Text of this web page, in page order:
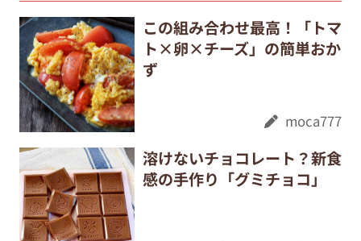
この組み合わせ最高！「トマ
ト×卵×チーズ」の簡単おか
ず
moca777
溶けないチョコレート？新食
感の手作り「グミチョコ」